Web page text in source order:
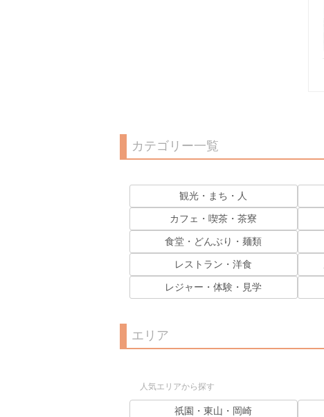
カテゴリー一覧
観光・まち・人
カフェ・喫茶・茶寮
食堂・どんぶり・麺類
レストラン・洋食
レジャー・体験・見学
エリア
人気エリアから探す
祇園・東山・岡崎